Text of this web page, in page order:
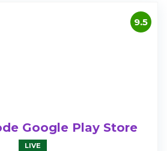
9.5
Google Play Store
LIVE